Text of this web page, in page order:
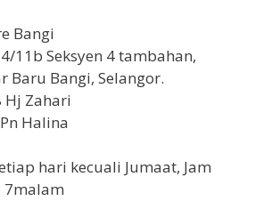
Bangi
11b Seksyen 4 tambahan,
Baru Bangi, Selangor.
Hj Zahari
Halina
hari kecuali Jumaat, Jam
7malam